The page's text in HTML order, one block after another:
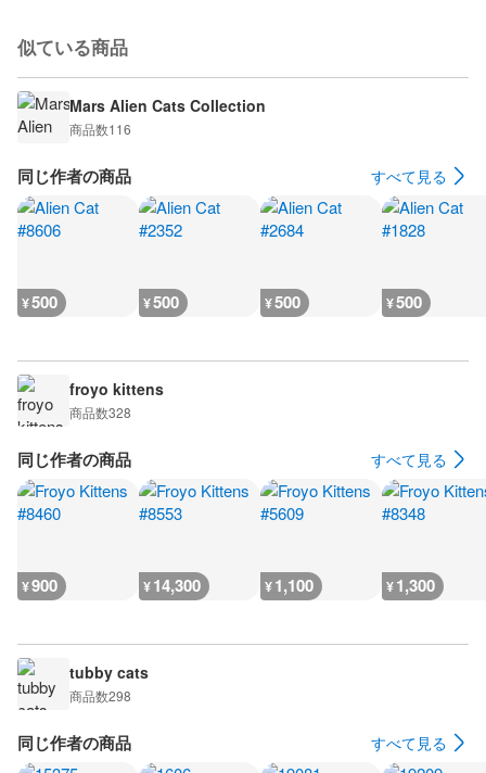
似ている商品
Mars Alien Cats Collection
商品数116
同じ作者の商品 すべて見る
¥500 ¥500 ¥500 ¥500
froyo kittens
商品数328
同じ作者の商品 すべて見る
¥900 ¥14,300 ¥1,100 ¥1,300
tubby cats
商品数298
同じ作者の商品 すべて見る